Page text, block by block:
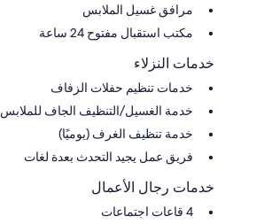
مرافق غسيل الملابس
مكتب استقبال مفتوح 24 ساعة
خدمات النزلاء
خدمات تنظيم حفلات الزفاف
خدمة الغسيل/التنظيف الجاف للملابس
خدمة تنظيف الغرف (يوميًا)
فريق عمل يجيد التحدث بعدة لغات
خدمات رجال الأعمال
4 قاعات اجتماعات